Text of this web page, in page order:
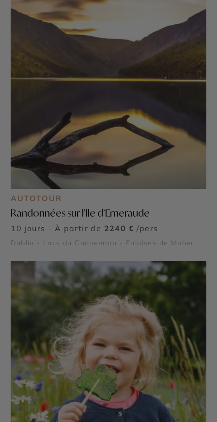
AUTOTOUR
Randonnées sur l’Ile d’Emeraude
10 jours - À partir de 2240 € /pers
Dublin - Lacs du Connemara - Falaises de Moher